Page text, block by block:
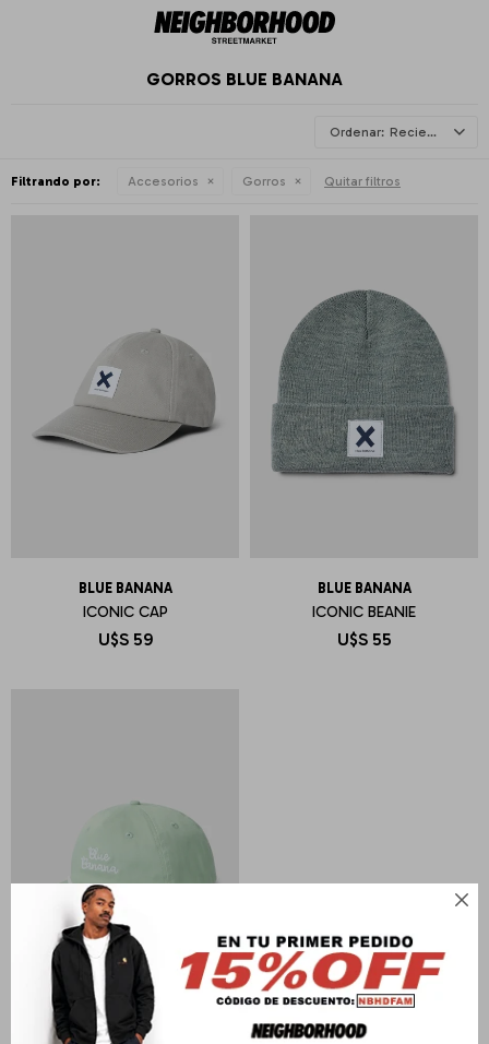

GORROS BLUE BANANA
Recientes
Filtrando por: Accesorios Gorros Quitar filtros
BLUE BANANA
ICONIC CAP
U$S 59
BLUE BANANA
ICONIC BEANIE
U$S 55